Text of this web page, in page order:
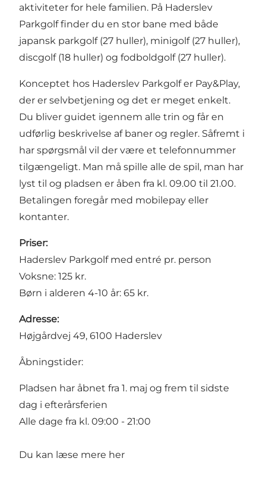
aktiviteter for hele familien. På Haderslev
Parkgolf finder du en stor bane med både
japansk parkgolf (27 huller), minigolf (27 huller),
discgolf (18 huller) og fodboldgolf (27 huller).
Konceptet hos Haderslev Parkgolf er Pay&Play,
der er selvbetjening og det er meget enkelt.
Du bliver guidet igennem alle trin og får en
udførlig beskrivelse af baner og regler. Såfremt i
har spørgsmål vil der være et telefonnummer
tilgængeligt. Man må spille alle de spil, man har
lyst til og pladsen er åben fra kl. 09.00 til 21.00.
Betalingen foregår med mobilepay eller
kontanter.
Priser:
Haderslev Parkgolf med entré pr. person
Voksne: 125 kr.
Børn i alderen 4-10 år: 65 kr.
Adresse:
Højgårdvej 49, 6100 Haderslev
Åbningstider:
Pladsen har åbnet fra 1. maj og frem til sidste
dag i efterårsferien
Alle dage fra kl. 09:00 - 21:00
Du kan læse mere her